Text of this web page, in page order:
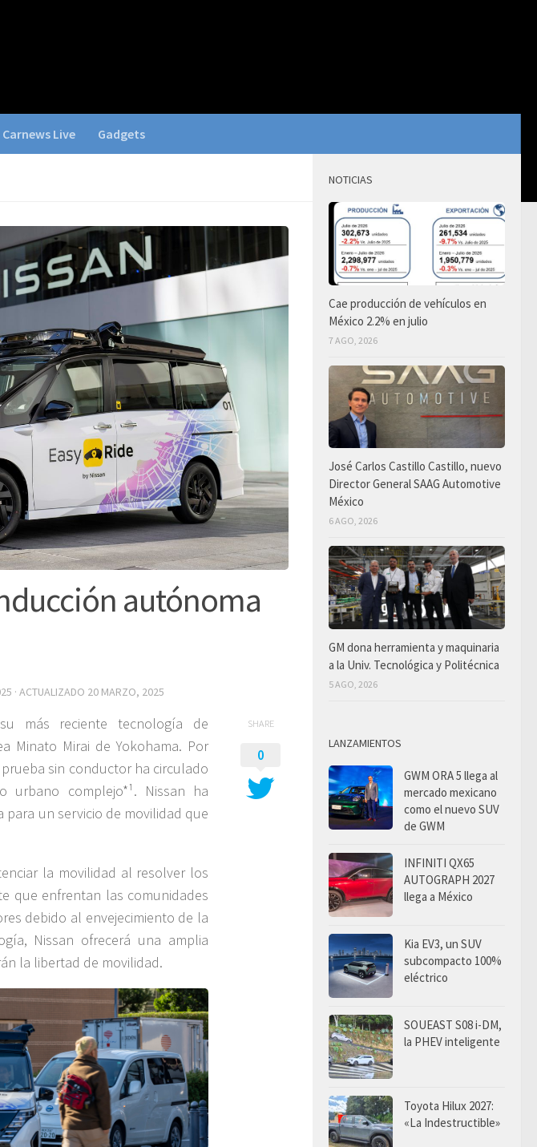
Carnews Live Gadgets
autónoma
· ACTUALIZADO 20 MARZO, 2025
más reciente tecnología de
Minato Mirai de Yokohama. Por
sin conductor ha circulado
complejo*¹. Nissan ha
un servicio de movilidad que
la movilidad al resolver los
que enfrentan las comunidades
debido al envejecimiento de la
Nissan ofrecerá una amplia
la libertad de movilidad.
SHARE
0
NOTICIAS
Cae producción de vehículos en
México 2.2% en julio
7 AGO, 2026
José Carlos Castillo Castillo, nuevo
Director General SAAG Automotive
México
6 AGO, 2026
GM dona herramienta y maquinaria
a la Univ. Tecnológica y Politécnica
5 AGO, 2026
LANZAMIENTOS
GWM ORA 5 llega al
mercado mexicano
como el nuevo SUV
de GWM
INFINITI QX65
AUTOGRAPH 2027
llega a México
Kia EV3, un SUV
subcompacto 100%
eléctrico
SOUEAST S08 i-DM,
la PHEV inteligente
Toyota Hilux 2027:
«La Indestructible»